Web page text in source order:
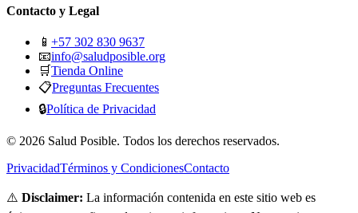
Contacto y Legal
📱 +57 302 830 9637
📧info@saludposible.org
🛒Tienda Online
📋Preguntas Frecuentes
🔒Política de Privacidad
© 2026 Salud Posible. Todos los derechos reservados.
PrivacidadTérminos y CondicionesContacto
⚠️ Disclaimer: La información contenida en este sitio web es